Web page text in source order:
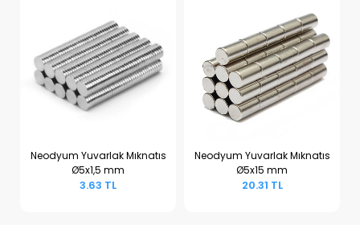
Sepete Ekle
Neodyum Yuvarlak Mıknatıs
Ø5x1,5 mm
3.63 TL
Sepete Ekle
Neodyum Yuvarlak Mıknatıs
Ø5x15 mm
20.31 TL